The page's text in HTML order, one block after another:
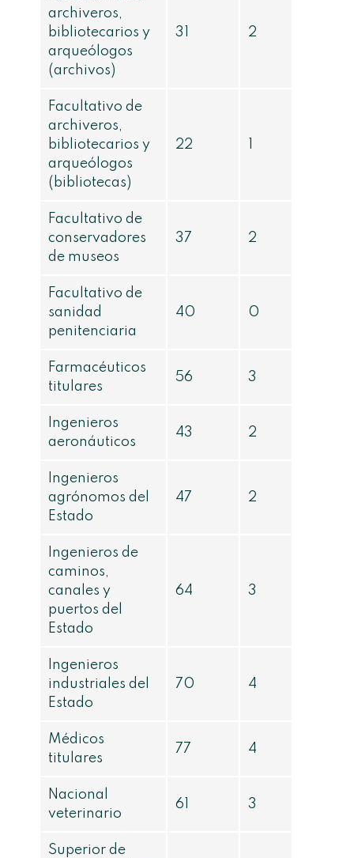
archiveros,
bibliotecarios y
arqueólogos
(archivos)
31 2
Facultativo de
archiveros,
bibliotecarios y
arqueólogos
(bibliotecas)
22
Facultativo de
conservadores
de museos
37 2
Facultativo de
sanidad
penitenciaria
40 0
Farmacéuticos
titulares
56 3
Ingenieros
aeronáuticos
43 2
Ingenieros
agrónomos del
Estado
47 2
Ingenieros de
caminos,
canales y
puertos del
Estado
64 3
Ingenieros
industriales del
Estado
70 4
Médicos
titulares
77 4
Nacional
veterinario
61 3
Superior de